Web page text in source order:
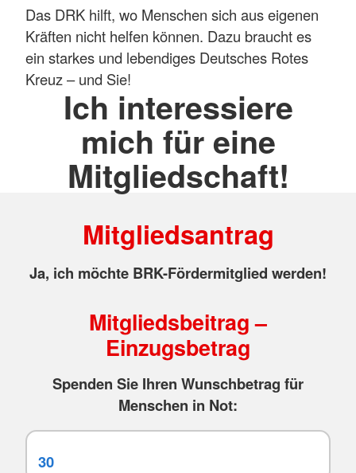
Das DRK hilft, wo Menschen sich aus eigenen
Kräften nicht helfen können. Dazu braucht es
ein starkes und lebendiges Deutsches Rotes
Kreuz – und Sie!
Ich interessiere
mich für eine
Mitgliedschaft!
Mitgliedsantrag
Ja, ich möchte BRK-Fördermitglied werden!
Mitgliedsbeitrag –
Einzugsbetrag
Spenden Sie Ihren Wunschbetrag für
Menschen in Not: